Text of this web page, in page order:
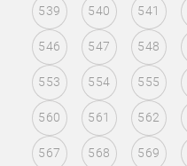
539 540 541
546 547 548
553 554 555
560 561 562
567 568 569